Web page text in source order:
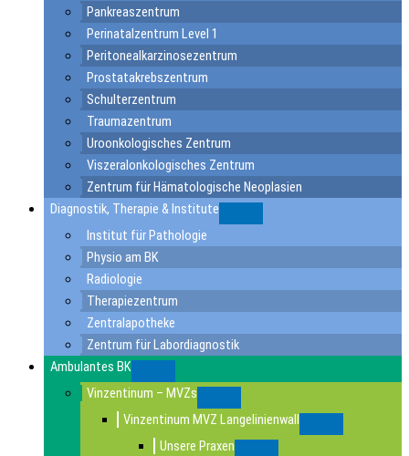
Pankreaszentrum
Perinatalzentrum Level 1
Peritonealkarzinosezentrum
Prostatakrebszentrum
Schulterzentrum
Traumazentrum
Uroonkologisches Zentrum
Viszeralonkologisches Zentrum
Zentrum für Hämatologische Neoplasien
Diagnostik, Therapie & Institute
Institut für Pathologie
Physio am BK
Radiologie
Therapiezentrum
Zentralapotheke
Zentrum für Labordiagnostik
Ambulantes BK
Vinzentinum – MVZs
Vinzentinum MVZ Langelinienwall
Unsere Praxen